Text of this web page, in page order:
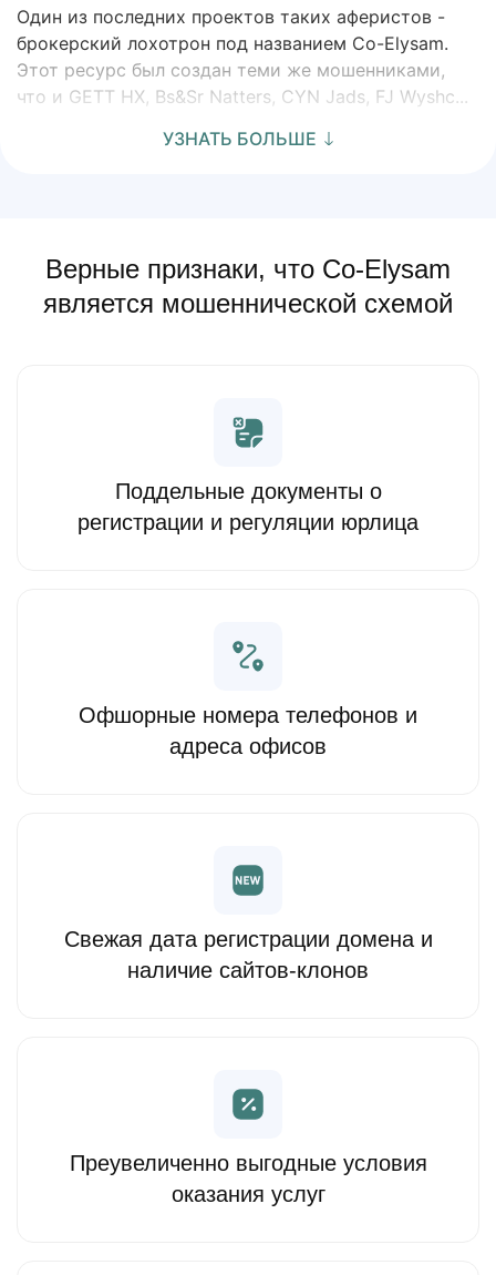
Один из последних проектов таких аферистов -
брокерский лохотрон под названием Co-Elysam.
Этот ресурс был создан теми же мошенниками,
что и GETT HX, Bs&Sr Natters, CYN Jads, FJ Wyshc...
УЗНАТЬ БОЛЬШЕ
Верные признаки, что Co-Elysam
является мошеннической схемой
Поддельные документы о
регистрации и регуляции юрлица
Офшорные номера телефонов и
адреса офисов
Свежая дата регистрации домена и
наличие сайтов-клонов
Преувеличенно выгодные условия
оказания услуг